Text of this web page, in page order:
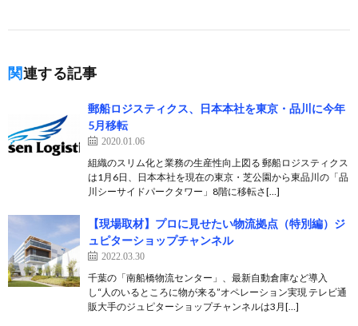
関連する記事
郵船ロジスティクス、日本本社を東京・品川に今年
5月移転
2020.01.06
組織のスリム化と業務の生産性向上図る 郵船ロジスティクス
は1月6日、日本本社を現在の東京・芝公園から東品川の「品
川シーサイドパークタワー」8階に移転さ[…]
【現場取材】プロに見せたい物流拠点（特別編）ジ
ュピターショップチャンネル
2022.03.30
千葉の「南船橋物流センター」、最新自動倉庫など導入
し“人のいるところに物が来る”オペレーション実現 テレビ通
販大手のジュピターショップチャンネルは3月[…]